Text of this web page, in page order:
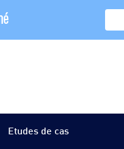
Etudes de cas